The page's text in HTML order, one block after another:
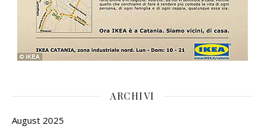
ARCHIVI
August 2025